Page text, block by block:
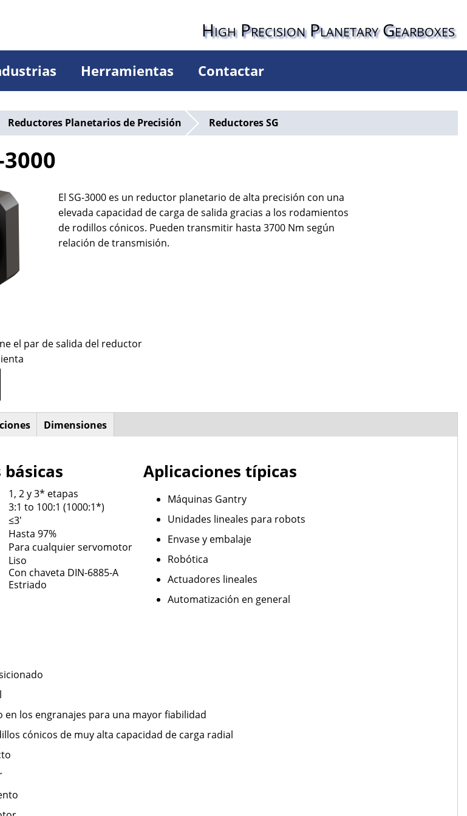
High Precision Planetary Gearboxes
Herramientas Contactar
Reductores Planetarios de Precisión Reductores SG
El SG-3000 es un reductor planetario de alta precisión con una
elevada capacidad de carga de salida gracias a los rodamientos
de rodillos cónicos. Pueden transmitir hasta 3700 Nm según
relación de transmisión.
el par de salida del reductor
Dimensiones
1, 2 y 3* etapas
3:1 to 100:1 (1000:1*)
≤3'
Hasta 97%
Para cualquier servomotor
Liso
Con chaveta DIN-6885-A
Estriado
Aplicaciones típicas
Máquinas Gantry
Unidades lineales para robots
Envase y embalaje
Robótica
Actuadores lineales
Automatización en general
los engranajes para una mayor fiabilidad
cónicos de muy alta capacidad de carga radial